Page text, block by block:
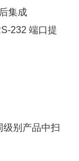
集成
232 端口提
级别产品中扫